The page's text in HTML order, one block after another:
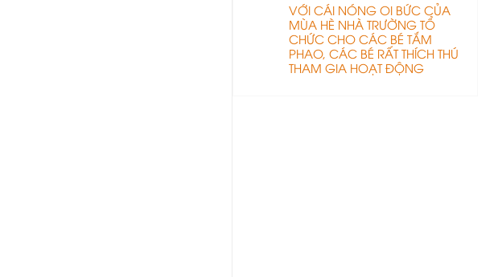
VỚI CÁI NÓNG OI BỨC CỦA
MÙA HÈ NHÀ TRƯỜNG TỔ
CHỨC CHO CÁC BÉ TẮM
PHAO, CÁC BÉ RẤT THÍCH THÚ
THAM GIA HOẠT ĐỘNG